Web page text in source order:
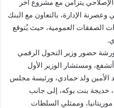
يتزامن مع مشروع آخر
الإدارة، بالتعاون مع البنك
الصفقات العمومية، حيث يُتوقع
حضور وزير التحول الرقمي
ومستشار الوزير الأول
الأمين ولد حمادي، ورئيسة مجلس
خديجة بنت بوكه، إلى جانب
وممثلي السلطات